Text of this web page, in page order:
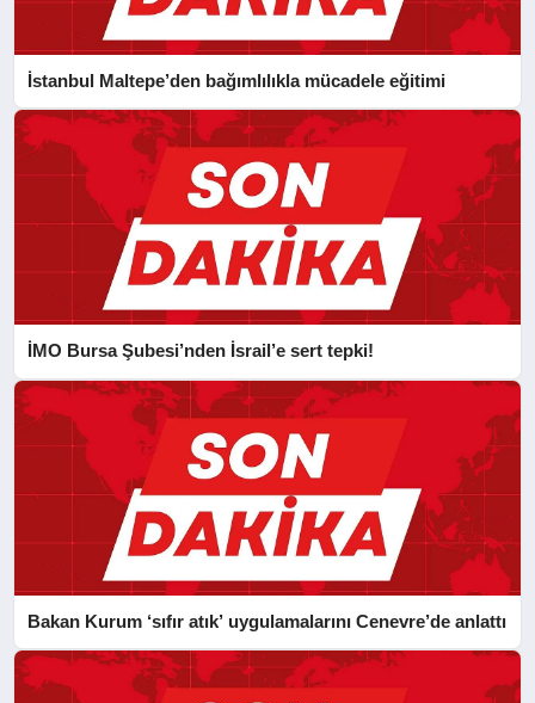
İstanbul Maltepe’den bağımlılıkla mücadele eğitimi
İMO Bursa Şubesi’nden İsrail’e sert tepki!
Bakan Kurum ‘sıfır atık’ uygulamalarını Cenevre’de anlattı